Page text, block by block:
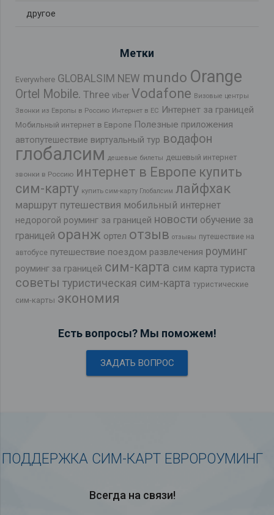
другое
Метки
Everywhere GLOBALSIM NEW mundo Orange
Ortel Mobile. Three viber Vodafone Визовые центры
Звонки из Европы в Россию Интернет в ЕС Интернет за границей
Мобильный интернет в Европе Полезные приложения
автопутешествие виртуальный тур водафон
глобалсим дешевые билеты дешевый интернет
звонки в Россию интернет в Европе купить
сим-карту купить сим-карту Глобалсим лайфхак
маршрут путешествия мобильный интернет
недорогой роуминг за границей новости обучение за
границей оранж ортел отзыв отзывы путешествие на
автобусе путешествие поездом развлечения роуминг
роуминг за границей сим-карта сим карта туриста
советы туристическая сим-карта туристические
сим-карты экономия
Есть вопросы? Мы поможем!
ЗАДАТЬ ВОПРОС
ПОДДЕРЖКА СИМ-КАРТ ЕВРОРОУМИНГ
Всегда на связи!